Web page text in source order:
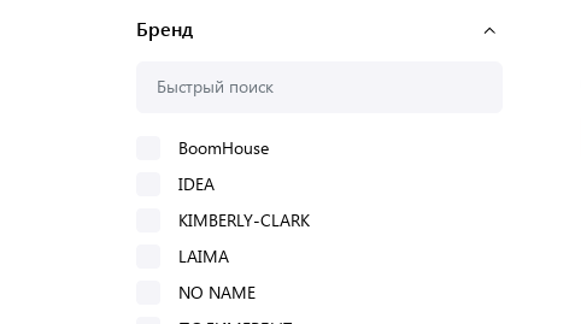
Бренд
BoomHouse
IDEA
KIMBERLY-CLARK
LAIMA
NO NAME